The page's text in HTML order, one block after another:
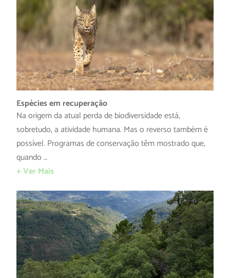
Espécies em recuperação
Na origem da atual perda de biodiversidade está,
sobretudo, a atividade humana. Mas o reverso também é
possível. Programas de conservação têm mostrado que,
quando …
+ Ver Mais